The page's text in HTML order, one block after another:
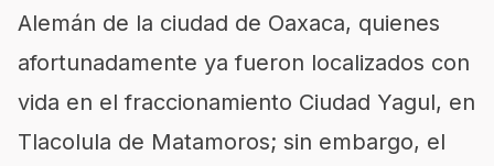
Alemán de la ciudad de Oaxaca, quienes
afortunadamente ya fueron localizados con
vida en el fraccionamiento Ciudad Yagul, en
Tlacolula de Matamoros; sin embargo, el